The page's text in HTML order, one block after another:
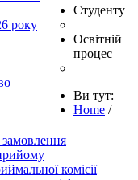
року
комісії
Студенту
Освітній
процес
Ви тут:
Home /